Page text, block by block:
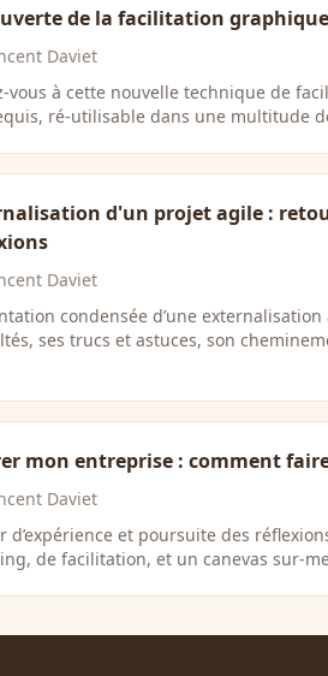
de la facilitation graphique
Daviet
vous à cette nouvelle technique de
ré-utilisable dans une multitude
d'un projet agile :
Daviet
condensée d’une
ses trucs et astuces, son
mon entreprise : comment
Daviet
d’expérience et poursuite des
de facilitation, et un canevas sur-